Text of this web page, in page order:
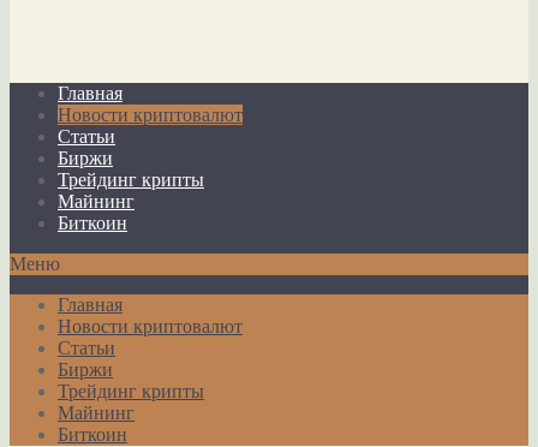
Главная
Новости криптовалют
Статьи
Биржи
Трейдинг крипты
Майнинг
Биткоин
Меню
Главная
Новости криптовалют
Статьи
Биржи
Трейдинг крипты
Майнинг
Биткоин